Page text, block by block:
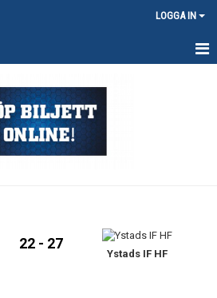
LOGGA IN
22 - 27
Ystads IF HF